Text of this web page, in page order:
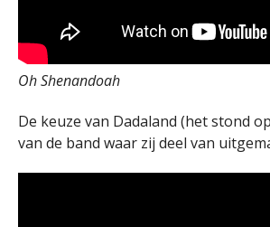
Oh Shenandoah
De keuze van Dadaland (het stond
van de band waar zij deel van